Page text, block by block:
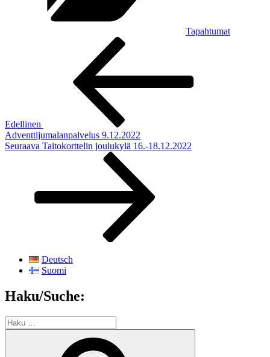
Tapahtumat
Edellinen
Adventtijumalanpalvelus 9.12.2022
Seuraava
Seuraava Taitokorttelin joulukylä 16.-18.12.2022
Deutsch
Suomi
Haku/Suche:
Etsi: